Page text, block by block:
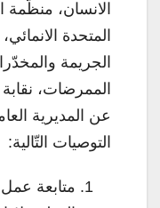
الانسان، منظّمة
المتحدة
الممرضات،
عن المديرية
التوصيات التّالية:
متابعة عمل